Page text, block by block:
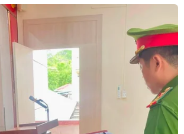
miền Bắc sẽ ảnh
bão số 3 Kujira đi